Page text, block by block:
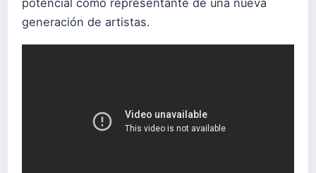
potencial como representante de una nueva
generación de artistas.